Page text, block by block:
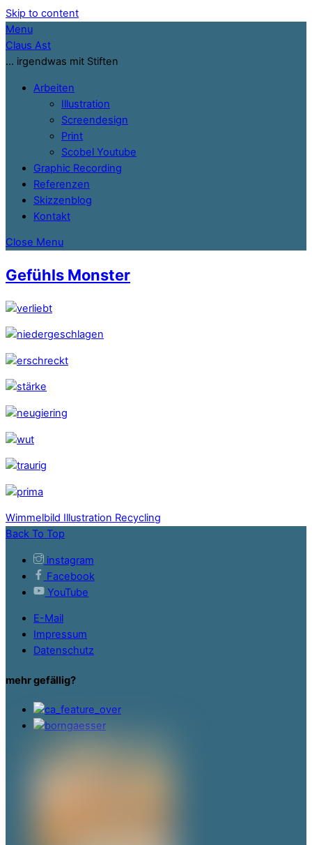
Skip to content
Menu
Claus Ast
… irgendwas mit Stiften
Arbeiten
Illustration
Screendesign
Print
Scobel Youtube
Graphic Recording
Referenzen
Skizzenblog
Kontakt
Close Menu
Gefühls Monster
Wimmelbild Illustration Recycling
Back To Top
instagram
Facebook
YouTube
E-Mail
Impressum
Datenschutz
mehr gefällig?